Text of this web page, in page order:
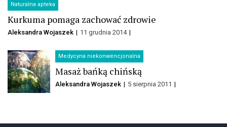
Naturalna apteka
Kurkuma pomaga zachować zdrowie
Aleksandra Wojaszek 11 grudnia 2014
Medycyna niekonwencjonalna
Masaż bańką chińską
Aleksandra Wojaszek 5 sierpnia 2011